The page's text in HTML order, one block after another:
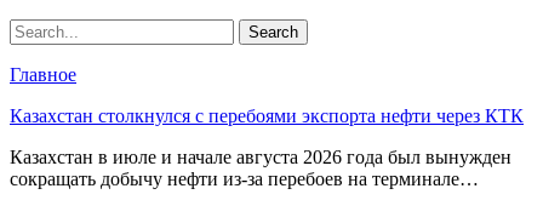
Главное
Казахстан столкнулся с перебоями экспорта нефти через КТК
Казахстан в июле и начале августа 2026 года был вынужден
сокращать добычу нефти из-за перебоев на терминале…